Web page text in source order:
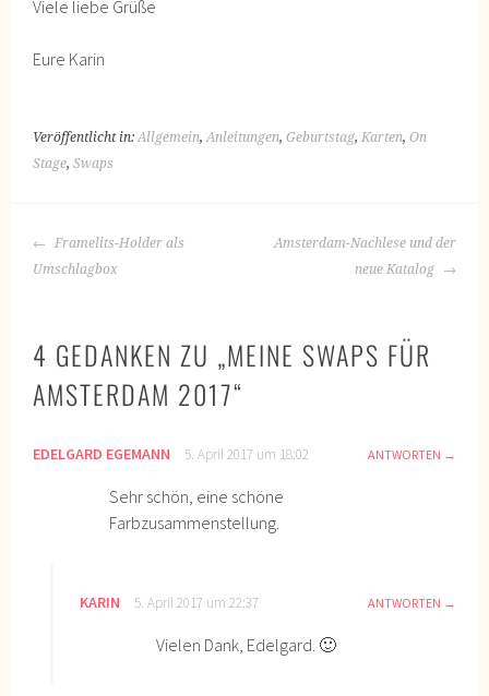
Viele liebe Grüße
Eure Karin
Veröffentlicht in:Allgemein,Anleitungen,Geburtstag,Karten,On
Stage,Swaps
BEITRAGS-
NAVIGATION
Framelits-Holder als
Umschlagbox
Amsterdam-Nachlese und der
neue Katalog
4 GEDANKEN ZU „MEINE SWAPS FÜR
AMSTERDAM 2017“
EDELGARD EGEMANN 5. April 2017 um 18:02 ANTWORTEN
Sehr schön, eine schöne
Farbzusammenstellung.
KARIN 5. April 2017 um 22:37 ANTWORTEN
Vielen Dank, Edelgard. 🙂